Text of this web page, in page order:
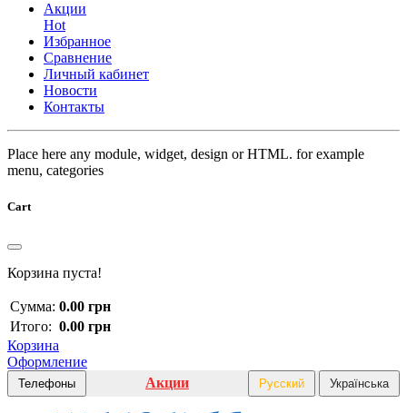
Акции
Hot
Избранное
Сравнение
Личный кабинет
Новости
Контакты
Place here any module, widget, design or HTML. for example
menu, categories
Cart
Корзина пуста!
Сумма: 0.00 грн
Итого: 0.00 грн
Корзина
Оформление
Телефоны Акции Русский Українська